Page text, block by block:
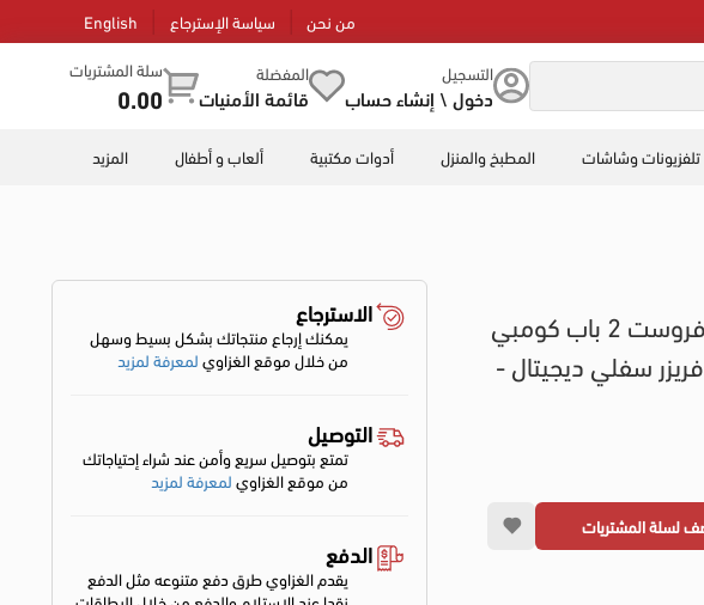
من نحن سياسة الإسترجاع English
التسجيل
دخول \ إنشاء حساب
المفضلة
قائمة الأمنيات
سلة المشتريات
0.00
تلفزيونات وشاشات المطبخ والمنزل أدوات مكتبية ألعاب و أطفال المزيد
ثلاجة بيكو 367 لتر نوفروست 2 باب كومبي
RCNE367E30XBRI فريزر سفلي ديجيتال -
الاسترجاع
يمكنك إرجاع منتجاتك بشكل بسيط وسهل
من خلال موقع الغزاويلمعرفة لمزيد
التوصيل
تمتع بتوصيل سريع وأمن عند شراء إحتياجاتك
من موقع الغزاويلمعرفة لمزيد
الدفع
يقدم الغزاوي طرق دفع متنوعه مثل الدفع